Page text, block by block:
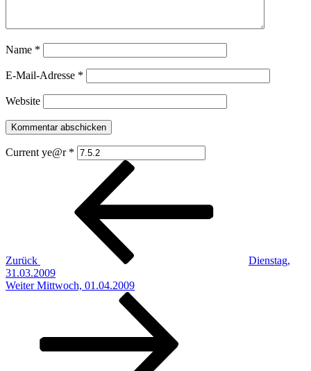
Name *
E-Mail-Adresse *
Website
Current ye@r *
Beitragsnavigation
Zurück
Dienstag,
31.03.2009
Nächster
Weiter Mittwoch, 01.04.2009